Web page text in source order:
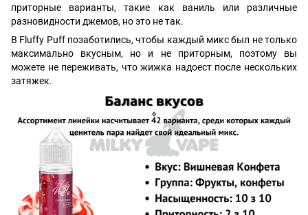
приторные варианты, такие как ваниль или различные
разновидности джемов, но это не так.
В Fluffy Puff позаботились, чтобы каждый микс был не только
максимально вкусным, но и не приторным, поэтому вы
можете не переживать, что жижка надоест после нескольких
затяжек.